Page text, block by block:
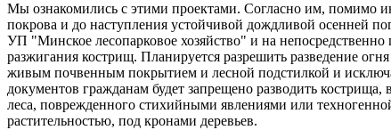
Мы ознакомились с этими проектами. Согласно им, помимо
покрова и до наступления устойчивой дождливой осенней
УП "Минское лесопарковое хозяйство" и на
разжигания кострищ. Планируется разрешить разведение
живым почвенным покрытием и лесной подстилкой и
документов гражданам будет запрещено разводить
леса, поврежденного стихийными явлениями или
растительностью, под кронами деревьев.